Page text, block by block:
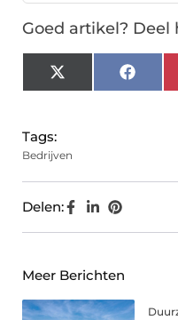
Goed artikel? Deel
X
(Twitter)
Tags:
Bedrijven
Delen:
Meer Berichten